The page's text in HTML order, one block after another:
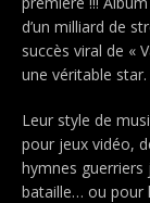
d’un milliard de
succès viral de «
une véritable star.
Leur style de
pour jeux vidéo,
hymnes guerriers
bataille… ou pour